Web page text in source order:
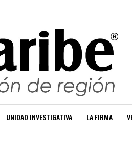
UNIDAD INVESTIGATIVA LA FIRMA